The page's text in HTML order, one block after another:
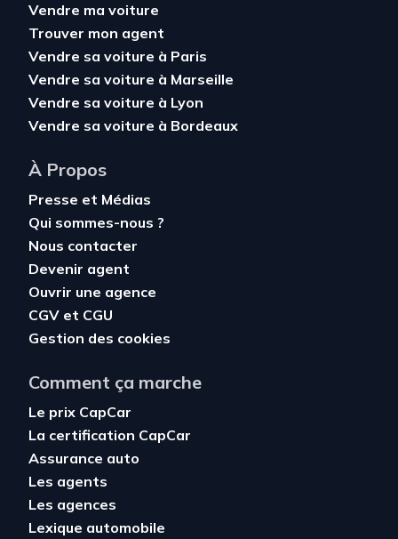
Vendre ma voiture
Trouver mon agent
Vendre sa voiture à Paris
Vendre sa voiture à Marseille
Vendre sa voiture à Lyon
Vendre sa voiture à Bordeaux
À Propos
Presse et Médias
Qui sommes-nous ?
Nous contacter
Devenir agent
Ouvrir une agence
CGV et CGU
Gestion des cookies
Comment ça marche
Le prix CapCar
La certification CapCar
Assurance auto
Les agents
Les agences
Lexique automobile